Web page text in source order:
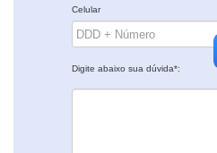
Celular
Digite abaixo sua dúvida*: